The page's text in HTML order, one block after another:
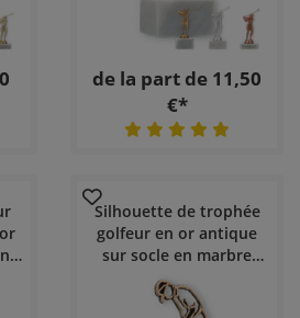
de la part de 11,50
€*
Silhouette de trophée
golfeur en or antique
sur socle en marbre
blanc